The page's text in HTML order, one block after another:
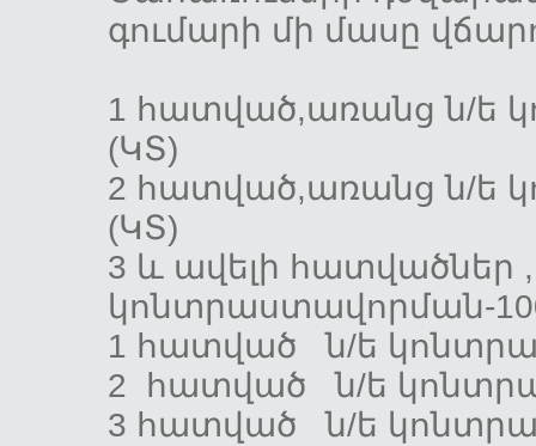
գումարի մի մասը
1 հատված,առանց ն/ե
(ԿՏ)
2 հատված,առանց ն/ե
(ԿՏ)
3 և ավելի հատվածներ
կոնտրաստավորման-
1 հատված ն/ե
2 հատված ն/ե
3 հատված ն/ե